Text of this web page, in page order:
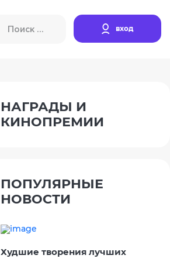
вход
НАГРАДЫ И
КИНОПРЕМИИ
ПОПУЛЯРНЫЕ
НОВОСТИ
Худшие творения лучших